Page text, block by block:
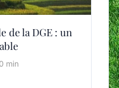
de la DGE : un
min